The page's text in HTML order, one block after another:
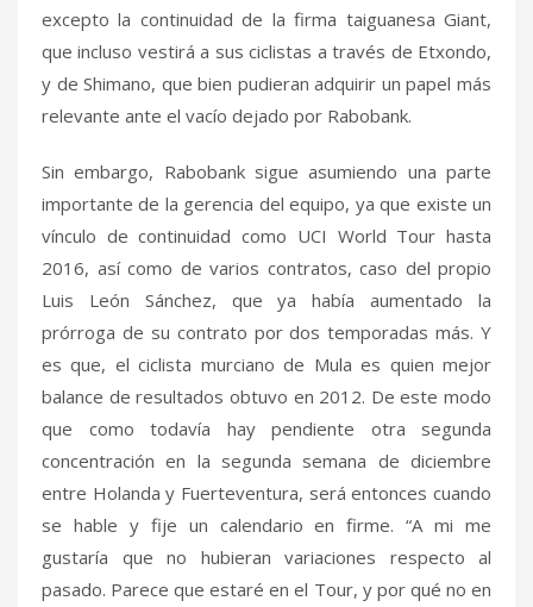
excepto la continuidad de la firma taiguanesa Giant,
que incluso vestirá a sus ciclistas a través de Etxondo,
y de Shimano, que bien pudieran adquirir un papel más
relevante ante el vacío dejado por Rabobank.
Sin embargo, Rabobank sigue asumiendo una parte
importante de la gerencia del equipo, ya que existe un
vínculo de continuidad como UCI World Tour hasta
2016, así como de varios contratos, caso del propio
Luis León Sánchez, que ya había aumentado la
prórroga de su contrato por dos temporadas más. Y
es que, el ciclista murciano de Mula es quien mejor
balance de resultados obtuvo en 2012. De este modo
que como todavía hay pendiente otra segunda
concentración en la segunda semana de diciembre
entre Holanda y Fuerteventura, será entonces cuando
se hable y fije un calendario en firme. “A mi me
gustaría que no hubieran variaciones respecto al
pasado. Parece que estaré en el Tour, y por qué no en